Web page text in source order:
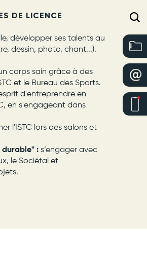
DE LICENCE
développer ses talents au
dessin, photo, chant...).
corps sain grâce à des
et le Bureau des Sports.
d'entreprendre en
en s'engageant dans
l'ISTC lors des salons et
durable" : s’engager avec
le Sociétal et